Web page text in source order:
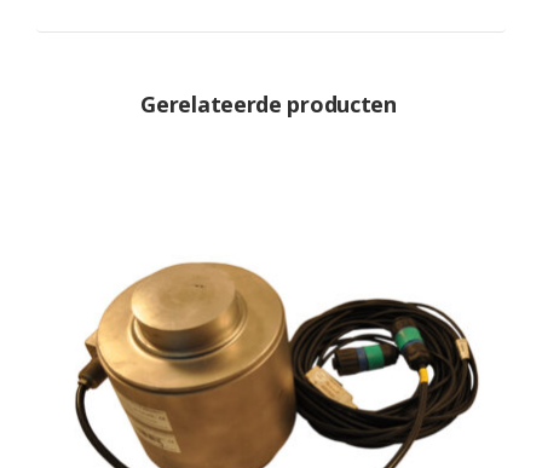
Gerelateerde producten